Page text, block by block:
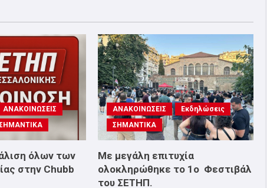
ΑΝΑΚΟΙΝΩΣΕΙΣ
όλων των
στην Chubb
ΑΝΑΚΟΙΝΩΣΕΙΣ
Εκδηλώσεις
ΣΗΜΑΝΤΙΚΑ
Με μεγάλη επιτυχία
ολοκληρώθηκε το 1ο Φεστιβάλ
του ΣΕΤΗΠ.